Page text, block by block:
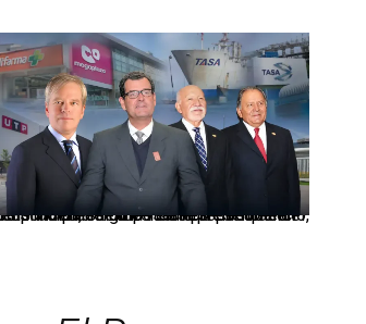
Los principales grupos empresariales del país mantienen una fuerte presencia en Áncash mediante inversiones en comercio, educación, salud e industria pesquera.